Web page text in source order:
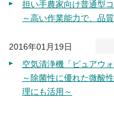
担い手農家向け普通型
～高い作業能力で、品
2016年01月19日
空気清浄機「ピュアウ
～除菌性に優れた微酸
理にも活用～